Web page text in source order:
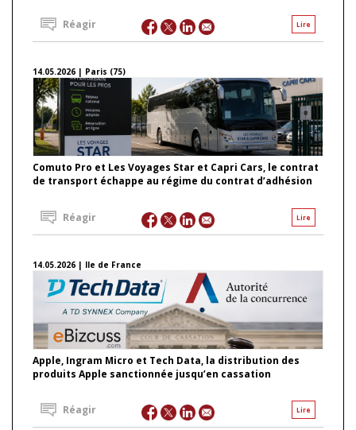
Lire
Réagir
14.05.2026 | Paris (75)
Comuto Pro et Les Voyages Star et Capri Cars, le contrat
de transport échappe au régime du contrat d’adhésion
Lire
Réagir
14.05.2026 | Ile de France
Apple, Ingram Micro et Tech Data, la distribution des
produits Apple sanctionnée jusqu’en cassation
Lire
Réagir